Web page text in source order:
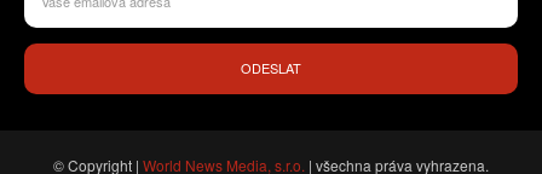
ODESLAT
© Copyright | World News Media, s.r.o. | všechna práva vyhrazena.